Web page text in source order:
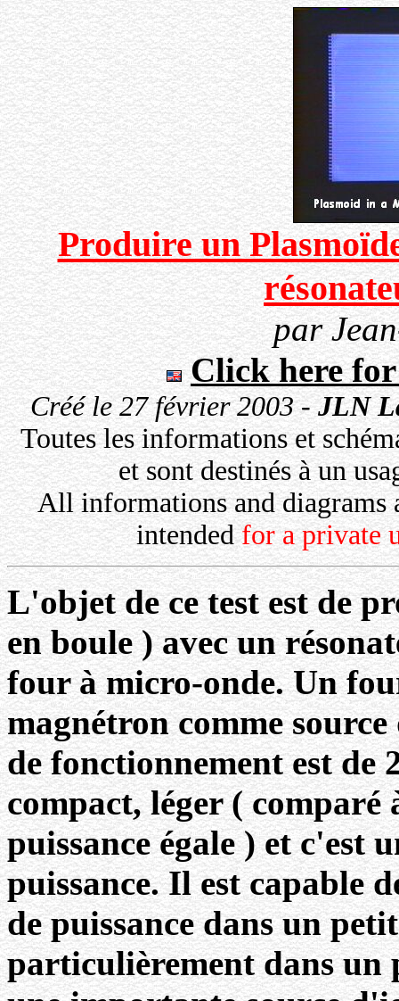
Produire un
par
Click here
Créé le 27 février 2003 -JLN
Toutes les informations et
et sont destinés à un
All informations and diagrams
intendedfor a private
L'objet de ce test est de
en boule ) avec un
four à micro-onde. Un
magnétron comme
de fonctionnement est de
compact, léger (
puissance égale ) et c'est
puissance. Il est capable
de puissance dans un
particulièrement dans un